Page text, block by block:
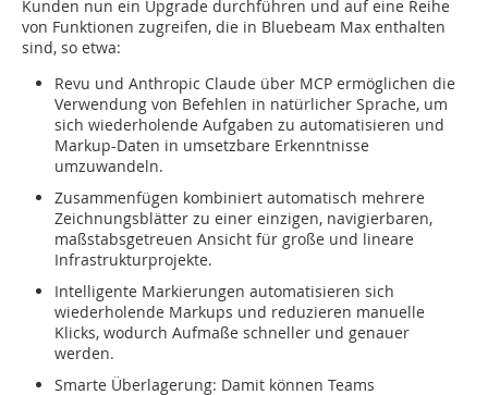
Kunden nun ein Upgrade durchführen und auf eine Reihe
von Funktionen zugreifen, die in Bluebeam Max enthalten
sind, so etwa:
Revu und Anthropic Claude über MCP ermöglichen die
Verwendung von Befehlen in natürlicher Sprache­, um
sich wiederholende Aufgaben zu automatisieren und
Markup-Daten in umsetzbare Erkenntnisse
umzuwandeln.
Zusammenfügen kombiniert automatisch mehrere
Zeichnungsblätter zu einer einzigen, navigierbaren,
maßstabsgetreuen Ansicht für große und lineare
Infrastrukturprojekte.
Intelligente Markierungen automatisieren sich
wiederholende Markups und reduzieren manuelle
Klicks, wodurch Aufmaße schneller und genauer
werden.
Smarte Überlagerung: Damit können Teams